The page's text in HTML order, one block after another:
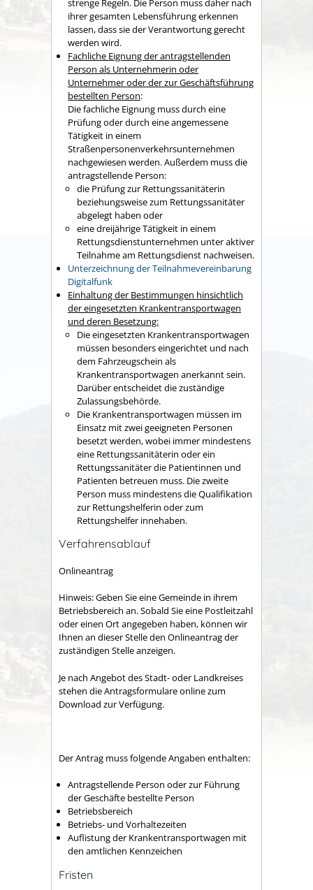
ihrer gesamten Lebensführung erkennen
lassen, dass sie der Verantwortung gerecht
werden wird.
Fachliche Eignung der antragstellenden
Person als Unternehmerin oder
Unternehmer oder der zur Geschäftsführung
bestellten Person:
Die fachliche Eignung muss durch eine
Prüfung oder durch eine angemessene
Tätigkeit in einem
Straßenpersonenverkehrsunternehmen
nachgewiesen werden. Außerdem muss die
antragstellende Person:
die Prüfung zur Rettungssanitäterin
beziehungsweise zum Rettungssanitäter
abgelegt haben oder
eine dreijährige Tätigkeit in einem
Rettungsdienstunternehmen unter aktiver
Teilnahme am Rettungsdienst nachweisen.
Unterzeichnung der Teilnahmevereinbarung
Digitalfunk
Einhaltung der Bestimmungen hinsichtlich
der eingesetzten Krankentransportwagen
und deren Besetzung:
Die eingesetzten Krankentransportwagen
müssen besonders eingerichtet und nach
dem Fahrzeugschein als
Krankentransportwagen anerkannt sein.
Darüber entscheidet die zuständige
Zulassungsbehörde.
Die Krankentransportwagen müssen im
Einsatz mit zwei geeigneten Personen
besetzt werden, wobei immer mindestens
eine Rettungssanitäterin oder ein
Rettungssanitäter die Patientinnen und
Patienten betreuen muss. Die zweite
Person muss mindestens die Qualifikation
zur Rettungshelferin oder zum
Rettungshelfer innehaben.
Verfahrensablauf
Onlineantrag
Hinweis: Geben Sie eine Gemeinde in ihrem
Betriebsbereich an. Sobald Sie eine Postleitzahl
oder einen Ort angegeben haben, können wir
Ihnen an dieser Stelle den Onlineantrag der
zuständigen Stelle anzeigen.
Je nach Angebot des Stadt- oder Landkreises
stehen die Antragsformulare online zum
Download zur Verfügung.
Der Antrag muss folgende Angaben enthalten:
Antragstellende Person oder zur Führung
der Geschäfte bestellte Person
Betriebsbereich
Betriebs- und Vorhaltezeiten
Auflistung der Krankentransportwagen mit
den amtlichen Kennzeichen
Fristen